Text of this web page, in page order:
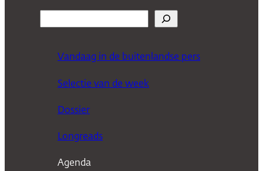
Vandaag in de buitenlandse pers
Selectie van de week
Dossier
Longreads
Agenda